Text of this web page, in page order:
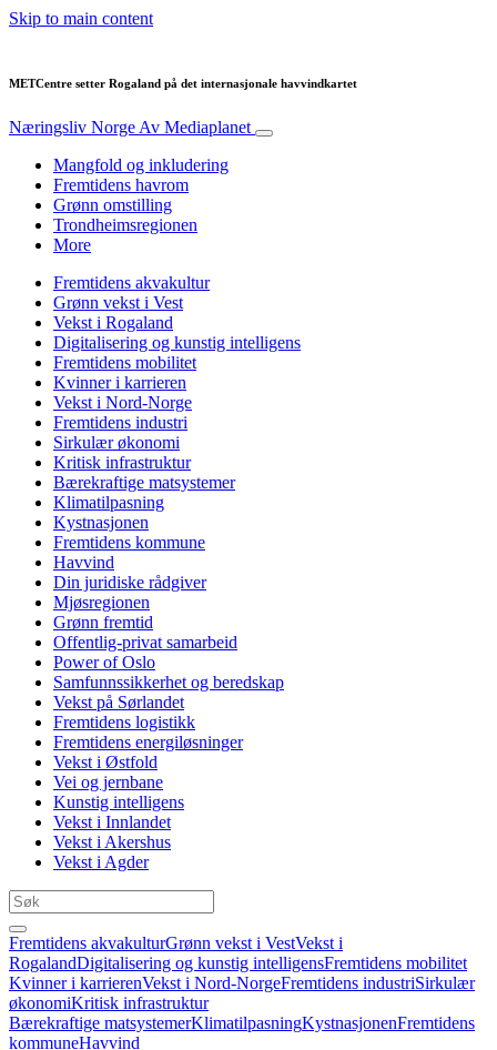
Skip to main content
METCentre setter Rogaland på det internasjonale havvindkartet
Næringsliv Norge Av Mediaplanet
Mangfold og inkludering
Fremtidens havrom
Grønn omstilling
Trondheimsregionen
More
Fremtidens akvakultur
Grønn vekst i Vest
Vekst i Rogaland
Digitalisering og kunstig intelligens
Fremtidens mobilitet
Kvinner i karrieren
Vekst i Nord-Norge
Fremtidens industri
Sirkulær økonomi
Kritisk infrastruktur
Bærekraftige matsystemer
Klimatilpasning
Kystnasjonen
Fremtidens kommune
Havvind
Din juridiske rådgiver
Mjøsregionen
Grønn fremtid
Offentlig-privat samarbeid
Power of Oslo
Samfunnssikkerhet og beredskap
Vekst på Sørlandet
Fremtidens logistikk
Fremtidens energiløsninger
Vekst i Østfold
Vei og jernbane
Kunstig intelligens
Vekst i Innlandet
Vekst i Akershus
Vekst i Agder
Fremtidens akvakulturGrønn vekst i VestVekst i
RogalandDigitalisering og kunstig intelligensFremtidens mobilitet
Kvinner i karrierenVekst i Nord-NorgeFremtidens industriSirkulær
økonomiKritisk infrastruktur
Bærekraftige matsystemerKlimatilpasningKystnasjonenFremtidens
kommuneHavvind